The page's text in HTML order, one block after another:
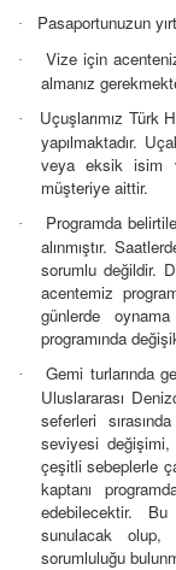
· Pasaportunuzun
·
Vize için
almanız
·
Uçuşlarımız Türk
yapılmaktadır.
veya eksik isim
müşteriye aittir.
·
Programda
alınmıştır.
sorumlu değildir.
acentemiz
günlerde
programında
·
Gemi turlarında
Uluslararası
seferleri
seviyesi
çeşitli sebeplerle
kaptanı
edebilecektir.
sunulacak
sorumluluğu